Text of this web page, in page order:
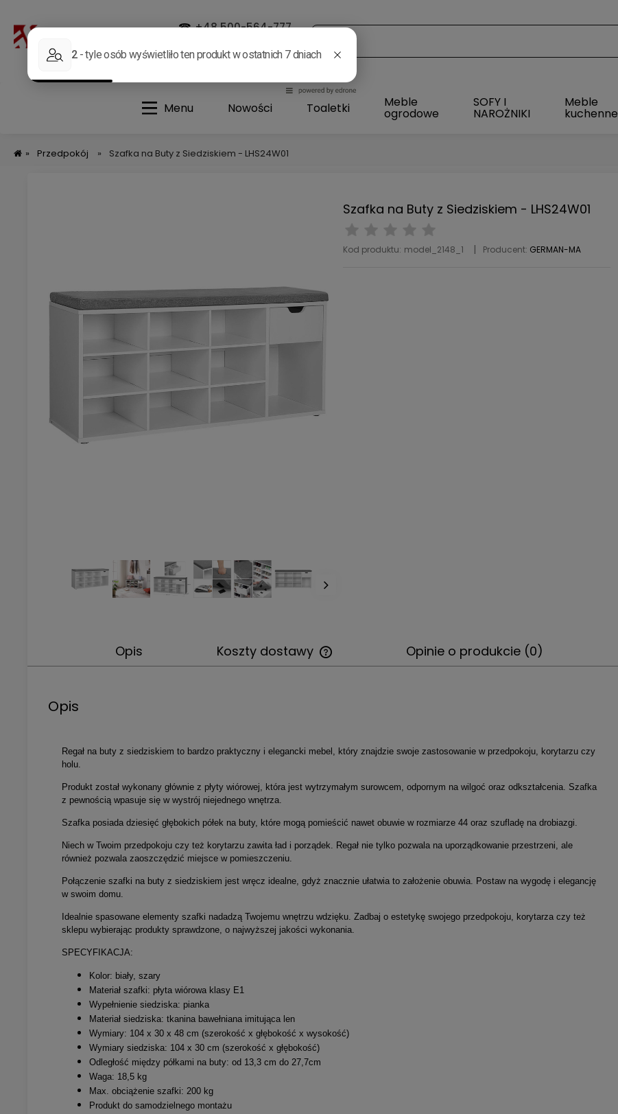
☎ +48 500-564-777
allegro@german.com.pl
Menu Nowości Toaletki Meble
ogrodowe
SOFY I
NAROŻNIKI
Meble
kuchenne
» Przedpokój » Szafka na Buty z Siedziskiem - LHS24W01
Szafka na Buty z Siedziskiem - LHS24W01
Kod produktu: model_2148_1 Producent: GERMAN-MA
Opis Koszty dostawy Opinie o produkcie (0)
Opis
Regał na buty z siedziskiem to bardzo praktyczny i elegancki mebel, który znajdzie swoje zastosowanie w przedpokoju, korytarzu czy
holu.
Produkt został wykonany głównie z płyty wiórowej, która jest wytrzymałym surowcem, odpornym na wilgoć oraz odkształcenia. Szafka
z pewnością wpasuje się w wystrój niejednego wnętrza.
Szafka posiada dziesięć głębokich półek na buty, które mogą pomieścić nawet obuwie w rozmiarze 44 oraz szufladę na drobiazgi.
Niech w Twoim przedpokoju czy też korytarzu zawita ład i porządek. Regał nie tylko pozwala na uporządkowanie przestrzeni, ale
również pozwala zaoszczędzić miejsce w pomieszczeniu.
Połączenie szafki na buty z siedziskiem jest wręcz idealne, gdyż znacznie ułatwia to założenie obuwia. Postaw na wygodę i elegancję
w swoim domu.
Idealnie spasowane elementy szafki nadadzą Twojemu wnętrzu wdzięku. Zadbaj o estetykę swojego przedpokoju, korytarza czy też
sklepu wybierając produkty sprawdzone, o najwyższej jakości wykonania.
SPECYFIKACJA:
Kolor: biały, szary
Materiał szafki: płyta wiórowa klasy E1
Wypełnienie siedziska: pianka
Materiał siedziska: tkanina bawełniana imitująca len
Wymiary: 104 x 30 x 48 cm (szerokość x głębokość x wysokość)
Wymiary siedziska: 104 x 30 cm (szerokość x głębokość)
Odległość między półkami na buty: od 13,3 cm do 27,7cm
Waga: 18,5 kg
Max. obciążenie szafki: 200 kg
Produkt do samodzielnego montażu